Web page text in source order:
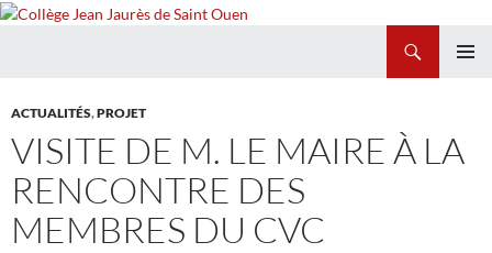
CONTENU
ACTUALITÉS,PROJET
VISITE DE M. LE MAIRE À LA
RENCONTRE DES
MEMBRES DU CVC